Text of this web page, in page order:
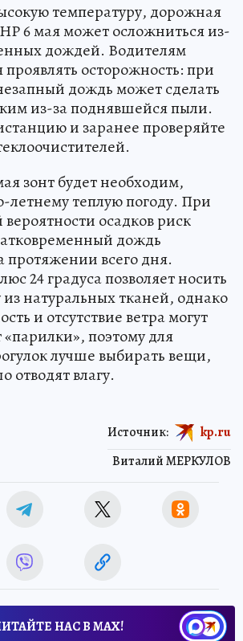
температуру, дорожная
6 мая может осложниться из-
дождей. Водителям
осторожность: при
дождь может сделать
из-за поднявшейся пыли.
и заранее проверяйте
зонт будет необходим,
летнему теплую погоду. При
осадков риск
дождь
протяжении всего дня.
24 градуса позволяет носить
натуральных тканей, однако
и отсутствие ветра могут
«парилки», поэтому для
лучше выбирать вещи,
отводят влагу.
Виталий МЕРКУЛОВ
Источник: kp.ru
НАС В МАХ!